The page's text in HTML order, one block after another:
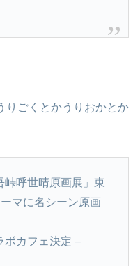
りごくとかうりおかとか
峠呼世晴原画展」東
マに名シーン原画
ボカフェ決定 –